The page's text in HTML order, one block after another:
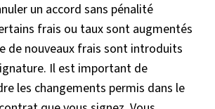
un accord sans pénalité
frais ou taux sont augmentés
de nouveaux frais sont introduits
Il est important de
les changements permis dans le